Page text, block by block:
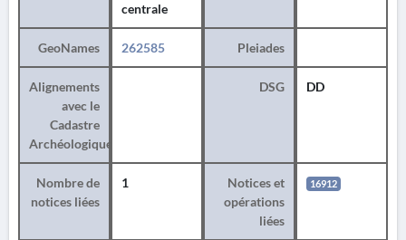
centrale
GeoNames 262585 Pleiades
Alignements
avec le
Cadastre
Archéologique
DSG DD
Nombre de
notices liées
1
Notices et
opérations
liées
16912